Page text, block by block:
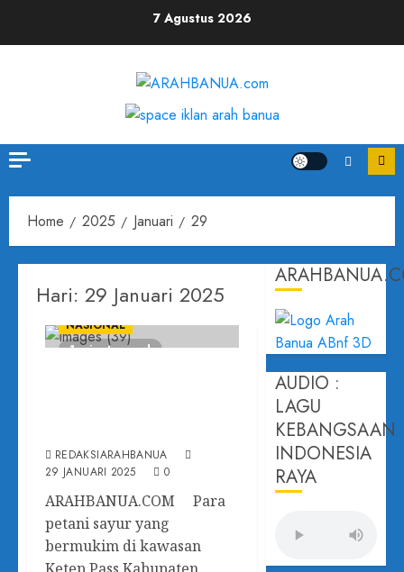
7 Agustus 2026
Home 2025 Januari 29
Hari: 29 Januari 2025
1 minute read
NASIONAL
REDAKSIARAHBANUA
29 JANUARI 2025
0
ARAHBANUA.COM Para
petani sayur yang
bermukim di kawasan
AUDIO :
LAGU
KEBANGSAAN
INDONESIA
RAYA